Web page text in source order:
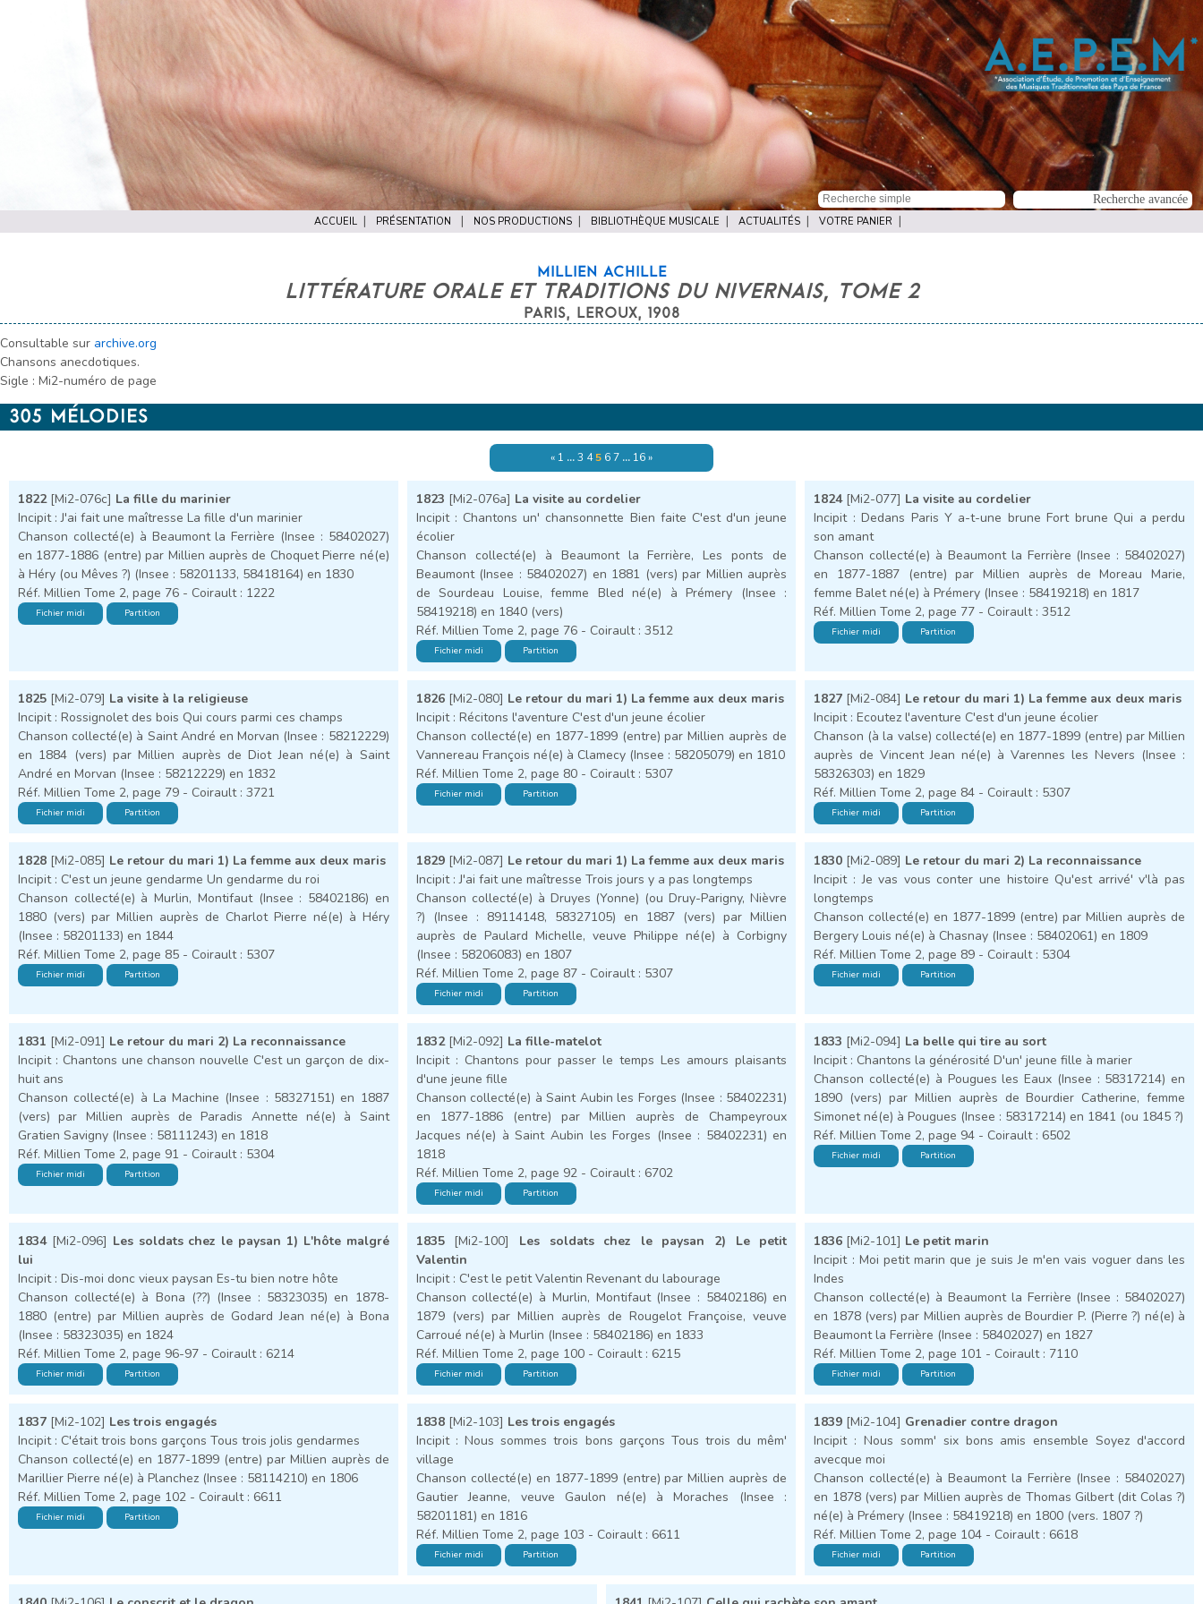
ACCUEIL PRÉSENTATION NOS PRODUCTIONS BIBLIOTHÈQUE MUSICALE ACTUALITÉS VOTRE PANIER
MILLIEN ACHILLE
LITTÉRATURE ORALE ET TRADITIONS DU NIVERNAIS, TOME 2
PARIS, LEROUX, 1908
Consultable sur archive.org
Chansons anecdotiques.
Sigle : Mi2-numéro de page
305 MÉLODIES
« 1 …3 45 67 … 16»
1822[Mi2-076c] La fille du marinier
Incipit : J'ai fait une maîtresse La fille d'un marinier
Chanson collecté(e) à Beaumont la Ferrière (Insee : 58402027)
en 1877-1886 (entre) par Millien auprès de Choquet Pierre né(e)
à Héry (ou Mêves ?) (Insee : 58201133, 58418164) en 1830
Réf. Millien Tome 2, page 76 - Coirault : 1222
Fichier midi Partition
1823 [Mi2-076a] La visite au cordelier
Incipit : Chantons un' chansonnette Bien faite C'est d'un jeune
écolier
Chanson collecté(e) à Beaumont la Ferrière, Les ponts de
Beaumont (Insee : 58402027) en 1881 (vers) par Millien auprès
de Sourdeau Louise, femme Bled né(e) à Prémery (Insee :
58419218) en 1840 (vers)
Réf. Millien Tome 2, page 76 - Coirault : 3512
Fichier midi Partition
1824[Mi2-077] La visite au cordelier
Incipit : Dedans Paris Y a-t-une brune Fort brune Qui a perdu
son amant
Chanson collecté(e) à Beaumont la Ferrière (Insee : 58402027)
en 1877-1887 (entre) par Millien auprès de Moreau Marie,
femme Balet né(e) à Prémery (Insee : 58419218) en 1817
Réf. Millien Tome 2, page 77 - Coirault : 3512
Fichier midi Partition
1825 [Mi2-079] La visite à la religieuse
Incipit : Rossignolet des bois Qui cours parmi ces champs
Chanson collecté(e) à Saint André en Morvan (Insee : 58212229)
en 1884 (vers) par Millien auprès de Diot Jean né(e) à Saint
André en Morvan (Insee : 58212229) en 1832
Réf. Millien Tome 2, page 79 - Coirault : 3721
Fichier midi Partition
1826[Mi2-080] Le retour du mari 1) La femme aux deux maris
Incipit : Récitons l'aventure C'est d'un jeune écolier
Chanson collecté(e) en 1877-1899 (entre) par Millien auprès de
Vannereau François né(e) à Clamecy (Insee : 58205079) en 1810
Réf. Millien Tome 2, page 80 - Coirault : 5307
Fichier midi Partition
1827 [Mi2-084] Le retour du mari 1) La femme aux deux maris
Incipit : Ecoutez l'aventure C'est d'un jeune écolier
Chanson (à la valse) collecté(e) en 1877-1899 (entre) par Millien
auprès de Vincent Jean né(e) à Varennes les Nevers (Insee :
58326303) en 1829
Réf. Millien Tome 2, page 84 - Coirault : 5307
Fichier midi Partition
1828 [Mi2-085] Le retour du mari 1) La femme aux deux maris
Incipit : C'est un jeune gendarme Un gendarme du roi
Chanson collecté(e) à Murlin, Montifaut (Insee : 58402186) en
1880 (vers) par Millien auprès de Charlot Pierre né(e) à Héry
(Insee : 58201133) en 1844
Réf. Millien Tome 2, page 85 - Coirault : 5307
Fichier midi Partition
1829[Mi2-087] Le retour du mari 1) La femme aux deux maris
Incipit : J'ai fait une maîtresse Trois jours y a pas longtemps
Chanson collecté(e) à Druyes (Yonne) (ou Druy-Parigny, Nièvre
?) (Insee : 89114148, 58327105) en 1887 (vers) par Millien
auprès de Paulard Michelle, veuve Philippe né(e) à Corbigny
(Insee : 58206083) en 1807
Réf. Millien Tome 2, page 87 - Coirault : 5307
Fichier midi Partition
1830 [Mi2-089] Le retour du mari 2) La reconnaissance
Incipit : Je vas vous conter une histoire Qu'est arrivé' v'là pas
longtemps
Chanson collecté(e) en 1877-1899 (entre) par Millien auprès de
Bergery Louis né(e) à Chasnay (Insee : 58402061) en 1809
Réf. Millien Tome 2, page 89 - Coirault : 5304
Fichier midi Partition
1831 [Mi2-091] Le retour du mari 2) La reconnaissance
Incipit : Chantons une chanson nouvelle C'est un garçon de dix-
huit ans
Chanson collecté(e) à La Machine (Insee : 58327151) en 1887
(vers) par Millien auprès de Paradis Annette né(e) à Saint
Gratien Savigny (Insee : 58111243) en 1818
Réf. Millien Tome 2, page 91 - Coirault : 5304
Fichier midi Partition
1832[Mi2-092] La fille-matelot
Incipit : Chantons pour passer le temps Les amours plaisants
d'une jeune fille
Chanson collecté(e) à Saint Aubin les Forges (Insee : 58402231)
en 1877-1886 (entre) par Millien auprès de Champeyroux
Jacques né(e) à Saint Aubin les Forges (Insee : 58402231) en
1818
Réf. Millien Tome 2, page 92 - Coirault : 6702
Fichier midi Partition
1833 [Mi2-094] La belle qui tire au sort
Incipit : Chantons la générosité D'un' jeune fille à marier
Chanson collecté(e) à Pougues les Eaux (Insee : 58317214) en
1890 (vers) par Millien auprès de Bourdier Catherine, femme
Simonet né(e) à Pougues (Insee : 58317214) en 1841 (ou 1845 ?)
Réf. Millien Tome 2, page 94 - Coirault : 6502
Fichier midi Partition
1834[Mi2-096] Les soldats chez le paysan 1) L'hôte malgré
lui
Incipit : Dis-moi donc vieux paysan Es-tu bien notre hôte
Chanson collecté(e) à Bona (??) (Insee : 58323035) en 1878-
1880 (entre) par Millien auprès de Godard Jean né(e) à Bona
(Insee : 58323035) en 1824
Réf. Millien Tome 2, page 96-97 - Coirault : 6214
Fichier midi Partition
1835[Mi2-100] Les soldats chez le paysan 2) Le petit
Valentin
Incipit : C'est le petit Valentin Revenant du labourage
Chanson collecté(e) à Murlin, Montifaut (Insee : 58402186) en
1879 (vers) par Millien auprès de Rougelot Françoise, veuve
Carroué né(e) à Murlin (Insee : 58402186) en 1833
Réf. Millien Tome 2, page 100 - Coirault : 6215
Fichier midi Partition
1836 [Mi2-101] Le petit marin
Incipit : Moi petit marin que je suis Je m'en vais voguer dans les
Indes
Chanson collecté(e) à Beaumont la Ferrière (Insee : 58402027)
en 1878 (vers) par Millien auprès de Bourdier P. (Pierre ?) né(e) à
Beaumont la Ferrière (Insee : 58402027) en 1827
Réf. Millien Tome 2, page 101 - Coirault : 7110
Fichier midi Partition
1837 [Mi2-102] Les trois engagés
Incipit : C'était trois bons garçons Tous trois jolis gendarmes
Chanson collecté(e) en 1877-1899 (entre) par Millien auprès de
Marillier Pierre né(e) à Planchez (Insee : 58114210) en 1806
Réf. Millien Tome 2, page 102 - Coirault : 6611
Fichier midi Partition
1838[Mi2-103] Les trois engagés
Incipit : Nous sommes trois bons garçons Tous trois du mêm'
village
Chanson collecté(e) en 1877-1899 (entre) par Millien auprès de
Gautier Jeanne, veuve Gaulon né(e) à Moraches (Insee :
58201181) en 1816
Réf. Millien Tome 2, page 103 - Coirault : 6611
Fichier midi Partition
1839 [Mi2-104] Grenadier contre dragon
Incipit : Nous somm' six bons amis ensemble Soyez d'accord
avecque moi
Chanson collecté(e) à Beaumont la Ferrière (Insee : 58402027)
en 1878 (vers) par Millien auprès de Thomas Gilbert (dit Colas ?)
né(e) à Prémery (Insee : 58419218) en 1800 (vers. 1807 ?)
Réf. Millien Tome 2, page 104 - Coirault : 6618
Fichier midi Partition